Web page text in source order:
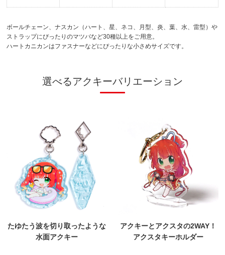
ボールチェーン、ナスカン（ハート、星、ネコ、月型、炎、葉、水、雷型）や
ストラップにぴったりのマツバなど30種以上をご用意。
ハートカニカンはファスナーなどにぴったりな小さめサイズです。
選べるアクキーバリエーション
たゆたう波を切り取ったような
水面アクキー
アクキーとアクスタの2WAY！
アクスタキーホルダー